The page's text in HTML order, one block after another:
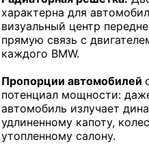
характерна для
визуальный центр
прямую связь с
каждого BMW.
Пропорции автомобилей
потенциал мощности:
автомобиль излучает
удлиненному капоту,
утопленному салону.